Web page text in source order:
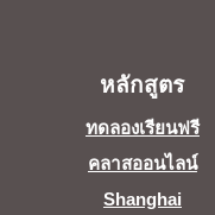
หลักสูตร
ทดลองเรียนฟรี
คลาสออนไลน์
Shanghai